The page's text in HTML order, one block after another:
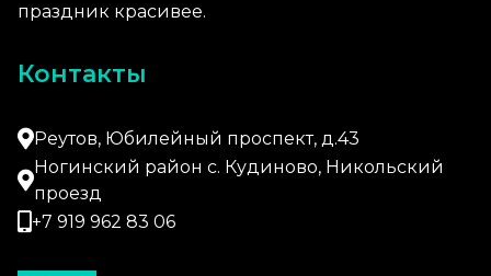
праздник красивее.
Контакты
Реутов, Юбилейный проспект, д.43
Ногинский район с. Кудиново, Никольский
проезд
+7 919 962 83 06